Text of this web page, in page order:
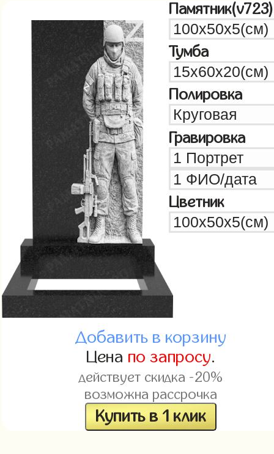
Памятник(v723)
Тумба
Полировка
Гравировка
Цветник
Добавить в корзину
Цена по запросу.
действует скидка -20%
возможна рассрочка
Купить в 1 клик